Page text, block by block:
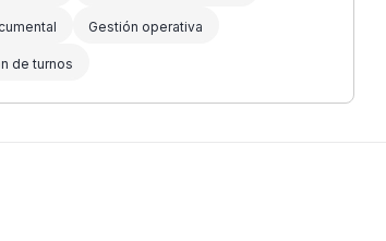
Gestión operativa
de turnos